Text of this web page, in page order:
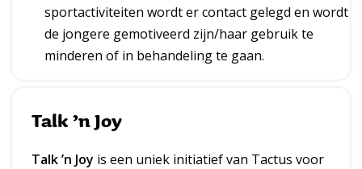
sportactiviteiten wordt er contact gelegd en wordt
de jongere gemotiveerd zijn/haar gebruik te
minderen of in behandeling te gaan.
Talk ’n Joy
Talk ’n Joy is een uniek initiatief van Tactus voor